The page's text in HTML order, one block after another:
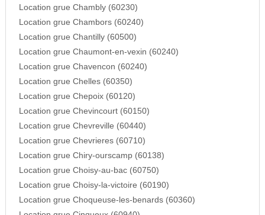
Location grue Chambly (60230)
Location grue Chambors (60240)
Location grue Chantilly (60500)
Location grue Chaumont-en-vexin (60240)
Location grue Chavencon (60240)
Location grue Chelles (60350)
Location grue Chepoix (60120)
Location grue Chevincourt (60150)
Location grue Chevreville (60440)
Location grue Chevrieres (60710)
Location grue Chiry-ourscamp (60138)
Location grue Choisy-au-bac (60750)
Location grue Choisy-la-victoire (60190)
Location grue Choqueuse-les-benards (60360)